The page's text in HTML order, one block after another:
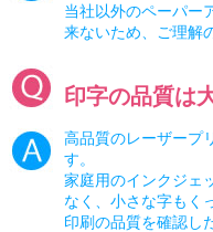
当社以外のペーパー
来ないため、ご理解
印字の品質は
高品質のレーザープ
す。
家庭用のインクジェ
なく、小さな字もく
印刷の品質を確認し